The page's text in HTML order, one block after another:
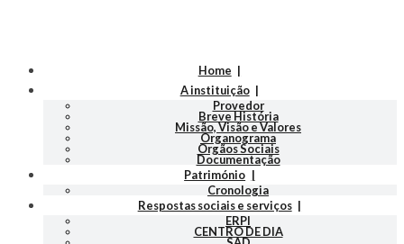
Home
A instituição
Provedor
Breve História
Missão, Visão e Valores
Organograma
Orgãos Sociais
Documentação
Património
Cronologia
Respostas sociais e serviços
ERPI
CENTRO DE DIA